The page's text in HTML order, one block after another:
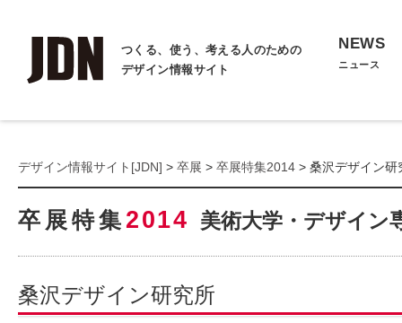
つくる、使う、考える人のための
デザイン情報サイト
NEWS
ニュース
デザイン情報サイト[JDN] > 卒展 > 卒展特集2014 > 桑沢デザイン研
卒展特集 2014 美術大学・デザイン
桑沢デザイン研究所